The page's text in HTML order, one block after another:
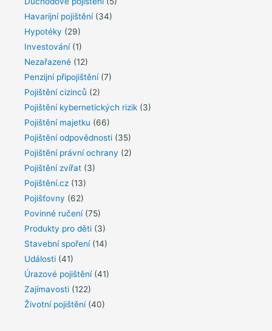
Havarijní pojištění(34)
Hypotéky (29)
Investování(1)
Nezařazené (12)
Penzijní připojištění(7)
Pojištění cizinců (2)
Pojištění kybernetických rizik (3)
Pojištění majetku (66)
Pojištění odpovědnosti (35)
Pojištění právní ochrany (2)
Pojištění zvířat (3)
Pojištění.cz (13)
Pojišťovny (62)
Povinné ručení(75)
Produkty pro děti (3)
Stavební spoření(14)
Události (41)
Úrazové pojištění(41)
Zajímavosti (122)
Životní pojištění(40)